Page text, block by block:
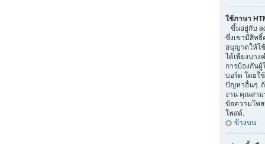
ใช้ภาษา
ขึ้นอยู่กับ
ซึ่งเขามีสิท
อนุญาตให้ใ
ได้เพียงบาง
การป้องกัน
บอร์ด โดยใ
ปัญหาอื่นๆ. ถ้
งาน คุณสาม
ข้อความโพ
โพสต์.
ข้างบน